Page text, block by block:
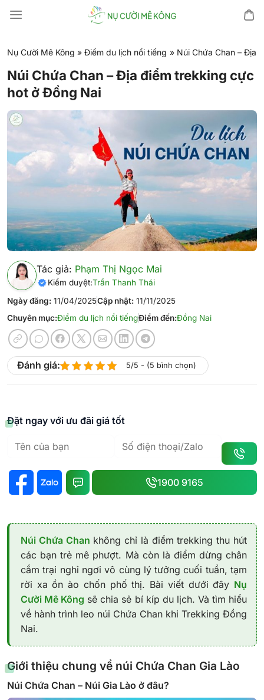
đến
dung
Nụ Cười Mê Kông » Điểm du lịch nổi tiếng » Núi Chứa Chan – Địa
Núi Chứa Chan – Địa điểm trekking cực
hot ở Đồng Nai
Tác giả: Phạm Thị Ngọc Mai
Kiểm duyệt:Trần Thanh Thái
Ngày đăng: 11/04/2025Cập nhật: 11/11/2025
Chuyên mục:Điểm du lịch nổi tiếngĐiểm đến:Đồng Nai
Đánh giá: 5/5 - (5 bình chọn)
Đặt ngay với ưu đãi giá tốt
1900 9165
Núi Chứa Chan không chỉ là điểm trekking thu hút
các bạn trẻ mê phượt. Mà còn là điểm dừng chân
cắm trại nghỉ ngơi vô cùng lý tưởng cuối tuần, tạm
rời xa ồn ào chốn phố thị. Bài viết dưới đây Nụ
Cười Mê Kông sẽ chia sẻ bí kíp du lịch. Và tìm hiểu
về hành trình leo núi Chứa Chan khi Trekking Đồng
Nai.
Giới thiệu chung về núi Chứa Chan Gia Lào
Núi Chứa Chan – Núi Gia Lào ở đâu?